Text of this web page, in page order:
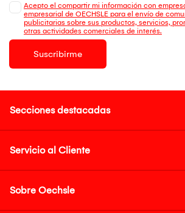
Acepto el compartir mi información con
empresarial de OECHSLE para el envío de
publicitarias sobre sus productos, servicios,
otras actividades comerciales de interés.
Suscribirme
Secciones destacadas
Servicio al Cliente
Sobre Oechsle